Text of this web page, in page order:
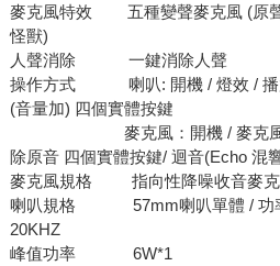
麥克風特效 五種變聲麥克風 (原聲
怪獸)
人聲消除 一鍵消除人聲
操作方式 喇叭: 開機 / 燈效 / 播
(音量加) 四個實體按鍵
麥克風：開機 / 麥克風音量
除原音 四個實體按鍵/ 迴音(Echo 混
麥克風規格 指向性降噪收音麥克
喇叭規格 57mm喇叭單體 / 功率
20KHZ
峰值功率 6W*1